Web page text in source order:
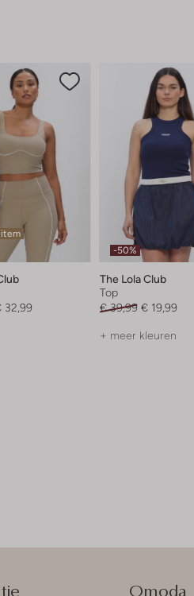
32,99
-50%
The Lola Club
Top
€ 39,99 € 19,99
+ meer kleuren
Omoda